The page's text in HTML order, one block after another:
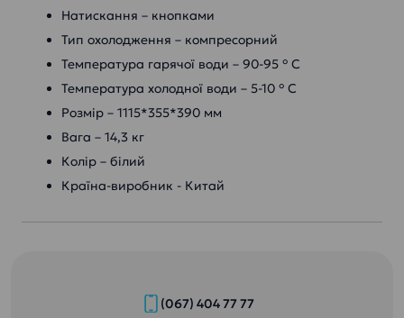
Натискання – кнопками
Тип охолодження – компресорний
Температура гарячої води – 90-95 ° С
Температура холодної води – 5-10 ° С
Розмір – 1115*355*390 мм
Вага – 14,3 кг
Колір – білий
Країна-виробник - Китай
(067) 404 77 77